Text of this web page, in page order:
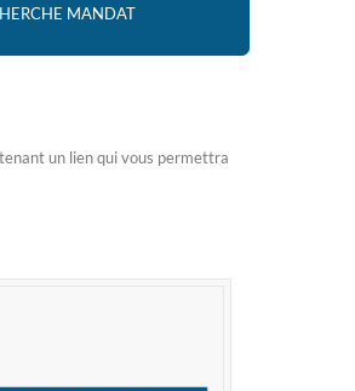
MANDAT
un lien qui vous permettra